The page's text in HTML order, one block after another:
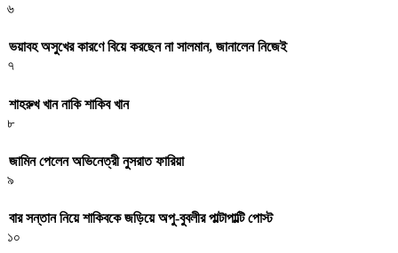
৬
ভয়াবহ অসুখের কারণে বিয়ে করছেন না সালমান, জানালেন নিজেই
৭
শাহরুখ খান নাকি শাকিব খান
৮
জামিন পেলেন অভিনেত্রী নুসরাত ফারিয়া
৯
বার সন্তান নিয়ে শাকিবকে জড়িয়ে অপু-বুবলীর পাল্টাপাল্টি পোস্ট
১০